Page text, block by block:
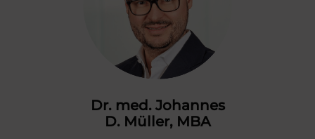
Dr. med. Johannes
D. Müller, MBA